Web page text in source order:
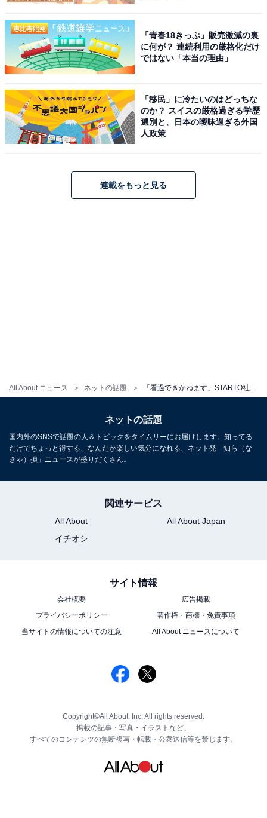
All About ニュース ネットの話題
「青春18きっぷ」販売激減の裏
に何が？ 連続利用の厳格化だけ
ではない「本当の理由」
「移民」に冷たいのはどっちな
のか？ スイスの厳格過ぎる学歴
選別と、日本の曖昧過ぎる外国
人政策
連載をもっと見る
ネットの話題
国内外のSNSで話題の人＆トピックをタイムリーにお届けします。知ってる
だけでちょっと得する、なんだか楽しい気分になれる、ネット発「知ら（な
きゃ）損」ニュースが盛りだくさん。
関連サービス
All About
All About Japan
イチオシ
サイト情報
会社概要
広告掲載
プライバシーポリシー
著作権・商標・免責事項
当サイトの情報についての注意
All About ニュースについて
Copyright©All About, Inc. All rights reserved.
掲載の記事・写真・イラストなど、
すべてのコンテンツの無断複写・転載・公衆送信等を禁じます。